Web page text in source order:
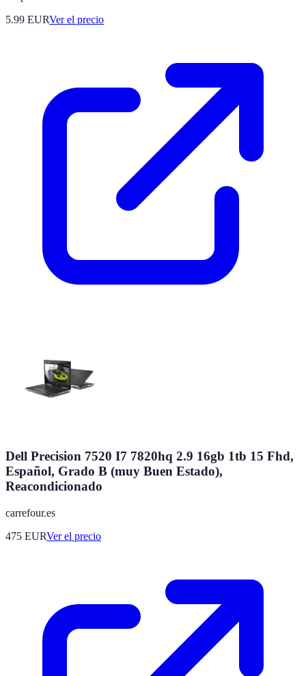
5.99 EURVer el precio
Dell Precision 7520 I7 7820hq 2.9 16gb 1tb 15 Fhd,
Español, Grado B (muy Buen Estado),
Reacondicionado
carrefour.es
475 EURVer el precio